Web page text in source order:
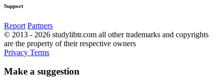
Support
Report Partners
© 2013 - 2026 studylibtr.com all other trademarks and copyrights
are the property of their respective owners
Privacy Terms
Make a suggestion